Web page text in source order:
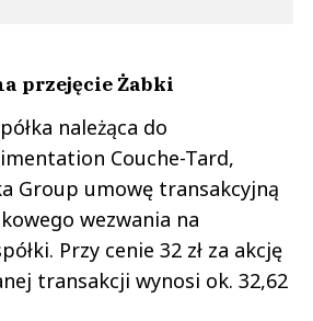
przejęcie Żabki
należąca do
Couche-Tard,
Group umowę transakcyjną
wezwania na
Przy cenie 32 zł za akcję
transakcji wynosi ok. 32,62